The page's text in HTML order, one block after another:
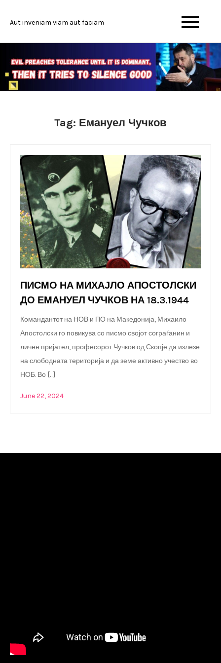
Aut inveniam viam aut faciam
Tag: Емануел Чучков
ПИСМО НА МИХАЈЛО АПОСТОЛСКИ
ДО ЕМАНУЕЛ ЧУЧКОВ НА 18.3.1944
Командантот на НОВ и ПО на Македонија, Михаило
Апостолски го повикува со писмо својот сограѓанин и
личен пријател, професорот Чучков од Скопје да излезе
на слободната територија и да земе активно учество во
НОБ. Во […]
June 22, 2024